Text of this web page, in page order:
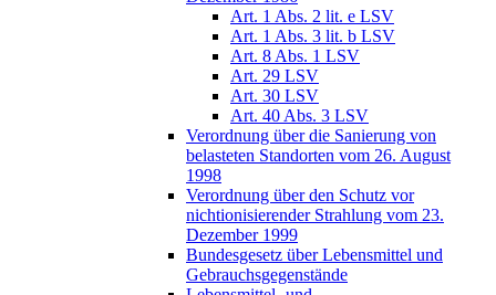
Art. 1 Abs. 2 lit. e LSV
Art. 1 Abs. 3 lit. b LSV
Art. 8 Abs. 1 LSV
Art. 29 LSV
Art. 30 LSV
Art. 40 Abs. 3 LSV
Verordnung über die Sanierung von
belasteten Standorten vom 26. August
1998
Verordnung über den Schutz vor
nichtionisierender Strahlung vom 23.
Dezember 1999
Bundesgesetz über Lebensmittel und
Gebrauchsgegenstände